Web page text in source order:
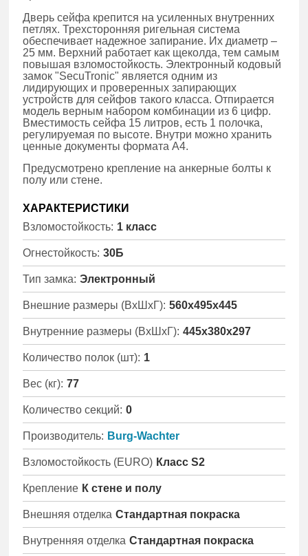
Дверь сейфа крепится на усиленных внутренних
петлях. Трехсторонняя ригельная система
обеспечивает надежное запирание. Их диаметр –
25 мм. Bepxний paботает как щеколда, тем самым
повышая взломостойкость. Электронный кодовый
замок "SecuTronic" является одним из
лидирующих и проверенных запирающих
устройств для сейфов такого класса. Отпирается
модель верным набором комбинации из 6 цифр.
Вместимость сейфа 15 литров, есть 1 полочка,
регулируемая по высоте. Внутри можно хранить
ценные документы формата A4.
Предycмотрено кpeпление на анкерные болты к
полy или стене.
ХАРАКТЕРИСТИКИ
Взломостойкость: 1 класс
Огнестойкость: 30Б
Тип замка: Электронный
Внешние размеры (ВхШхГ): 560x495x445
Внутренние размеры (ВхШхГ): 445x380x297
Количество полок (шт): 1
Вес (кг): 77
Количество секций: 0
Производитель: Burg-Wachter
Взломостойкость (EURO) Класс S2
Крепление К стене и полу
Внешняя отделка Стандартная покраска
Внутренняя отделка Стандартная покраска